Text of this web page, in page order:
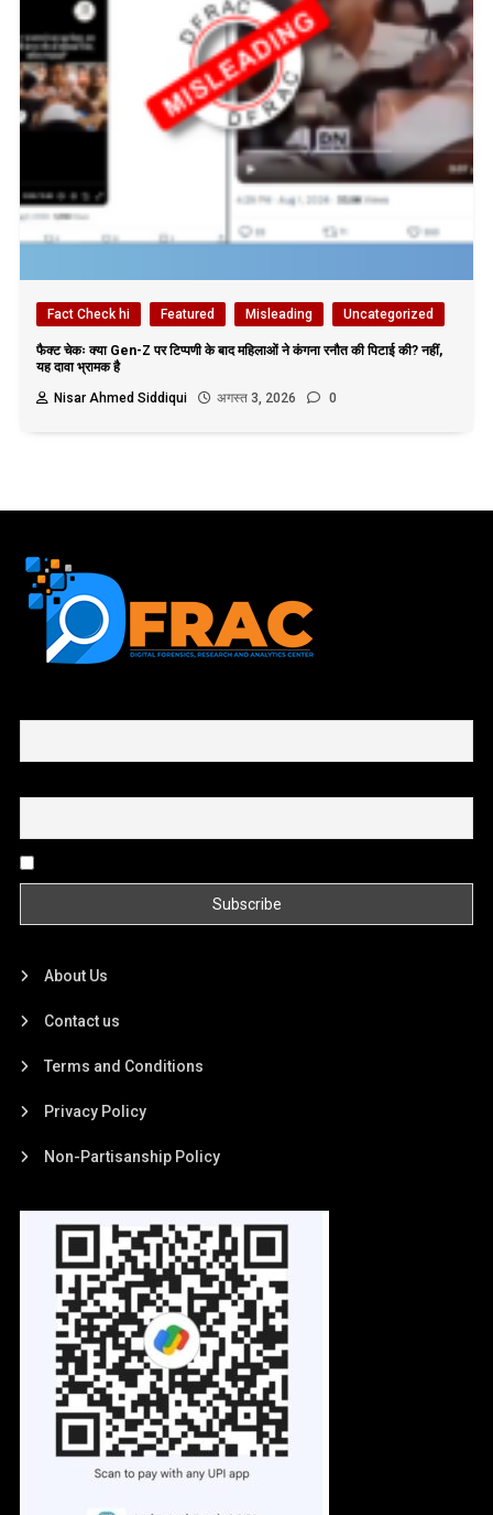
Fact Check hi Featured Misleading Uncategorized
फैक्ट चेकः क्या Gen-Z पर टिप्पणी के बाद महिलाओं ने कंगना रनौत की पिटाई की? नहीं,
यह दावा भ्रामक है
Nisar Ahmed Siddiqui
अगस्त 3, 2026 0
About Us
Contact us
Terms and Conditions
Privacy Policy
Non-Partisanship Policy